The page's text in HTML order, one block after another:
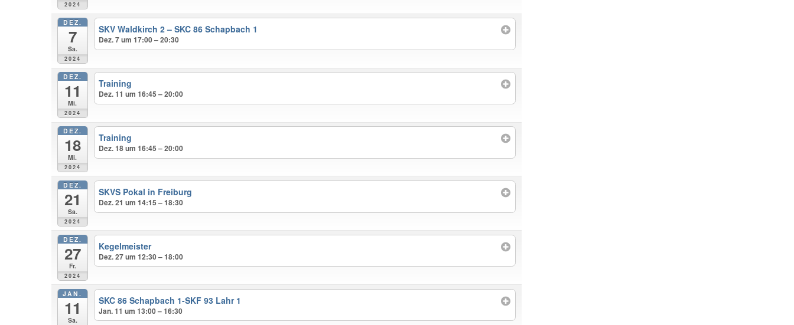
2024
DEZ.
7
Sa.
2024
SKV Waldkirch 2 – SKC 86 Schapbach 1
Dez. 7 um 17:00 – 20:30
DEZ.
11
Mi.
2024
Training
Dez. 11 um 16:45 – 20:00
DEZ.
18
Mi.
2024
Training
Dez. 18 um 16:45 – 20:00
DEZ.
21
Sa.
2024
SKVS Pokal in Freiburg
Dez. 21 um 14:15 – 18:30
DEZ.
27
Fr.
2024
Kegelmeister
Dez. 27 um 12:30 – 18:00
JAN.
11
Sa.
SKC 86 Schapbach 1-SKF 93 Lahr 1
Jan. 11 um 13:00 – 16:30